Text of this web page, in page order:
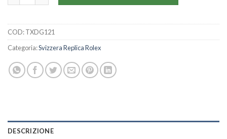
COD:TXDG121
Categoria:Svizzera Replica Rolex
DESCRIZIONE